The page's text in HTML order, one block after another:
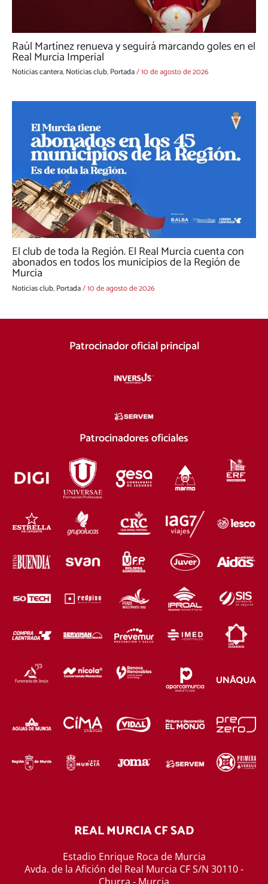
Raúl Martínez renueva y seguirá marcando goles en el
Real Murcia Imperial
Noticias cantera,Noticias club,Portada/10 de agosto de 2026
El club de toda la Región. El Real Murcia cuenta con
abonados en todos los municipios de la Región de
Murcia
Noticias club,Portada/10 de agosto de 2026
Patrocinador oficial principal
Patrocinadores oficiales
REAL MURCIA CF SAD
Estadio Enrique Roca de Murcia
Avda. de la Afición del Real Murcia CF S/N 30110 -
Churra - Murcia